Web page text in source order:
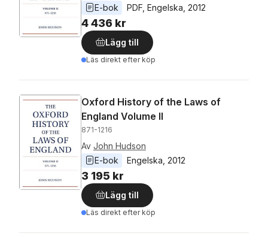
E-bok
PDF Engelska 2012
4 436 kr
Lägg till
Läs direkt efter köp
Oxford History of the Laws of
England Volume II
871-1216
Av John Hudson
E-bok
Engelska 2012
3 195 kr
Lägg till
Läs direkt efter köp